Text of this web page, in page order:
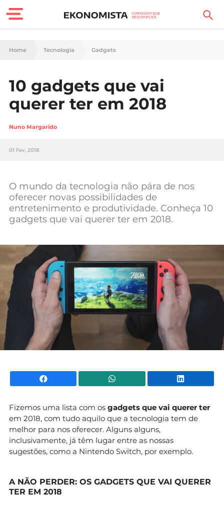
Finanças Pessoais
Carreira
Casa
Tecnologia
Negócios
Home Tecnologia Gadgets
10 gadgets que vai
querer ter em 2018
Nuno Margarido
01 Fev, 2018
O mundo da tecnologia não pára de nos
oferecer novas possibilidades de
entretenimento e produtividade. Conheça 10
gadgets que vai querer ter em 2018.
Facebook WhatsApp
Fizemos uma lista com os gadgets que vai querer ter
em 2018, com tudo aquilo que a tecnologia tem de
melhor para nos oferecer. Alguns alguns,
inclusivamente, já têm lugar entre as nossas
sugestões, como a Nintendo Switch, por exemplo.
A NÃO PERDER: OS GADGETS QUE VAI QUERER
TER EM 2018